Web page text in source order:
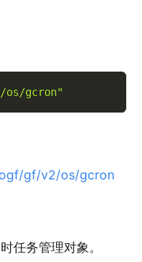
os/gcron"
gf/v2/os/gcron
任务管理对象。